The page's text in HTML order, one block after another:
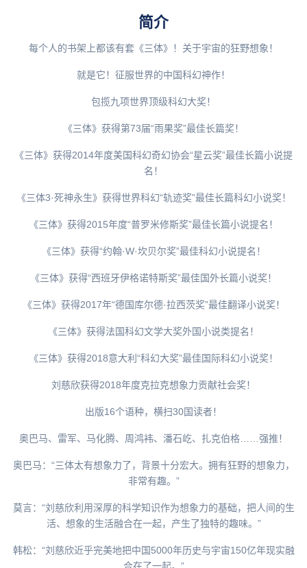
简介
每个人的书架上都该有套《三体》！关于宇宙的狂野想象！
就是它！征服世界的中国科幻神作！
包揽九项世界顶级科幻大奖！
《三体》获得第73届“雨果奖”最佳长篇奖！
《三体》获得2014年度美国科幻奇幻协会“星云奖”最佳长篇小说提
名！
《三体3·死神永生》获得世界科幻“轨迹奖”最佳长篇科幻小说奖！
《三体》获得2015年度“普罗米修斯奖”最佳长篇小说提名！
《三体》获得“约翰·W·坎贝尔奖”最佳科幻小说提名！
《三体》获得“西班牙伊格诺特斯奖”最佳国外长篇小说奖！
《三体》获得2017年“德国库尔德·拉西茨奖”最佳翻译小说奖！
《三体》获得法国科幻文学大奖外国小说类提名！
《三体》获得2018意大利“科幻大奖”最佳国际科幻小说奖！
刘慈欣获得2018年度克拉克想象力贡献社会奖！
出版16个语种，横扫30国读者！
奥巴马、雷军、马化腾、周鸿袆、潘石屹、扎克伯格……强推！
奥巴马：“三体太有想象力了，背景十分宏大。拥有狂野的想象力，
非常有趣。”
莫言：“刘慈欣利用深厚的科学知识作为想象力的基础，把人间的生
活、想象的生活融合在一起，产生了独特的趣味。”
韩松：“刘慈欣近乎完美地把中国5000年历史与宇宙150亿年现实融